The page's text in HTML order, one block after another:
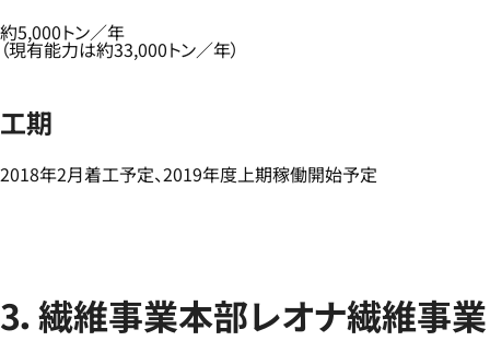
約5,000トン／年
（現有能力は約33,000トン／年）
工期
2018年2月着工予定、2019年度上期稼働開始予定
3．繊維事業本部レオナ繊維事業